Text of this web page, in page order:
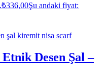
₺336,00Şu andaki fiyat:
Desen Şal –